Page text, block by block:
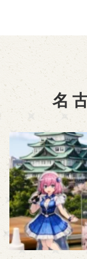
名